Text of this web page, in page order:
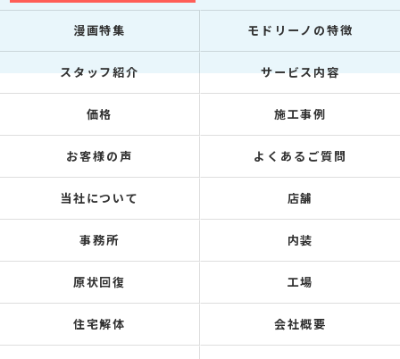
漫画特集 モドリーノの特徴
スタッフ紹介 サービス内容
価格 施工事例
お客様の声 よくあるご質問
当社について 店舗
事務所 内装
原状回復 工場
住宅解体 会社概要